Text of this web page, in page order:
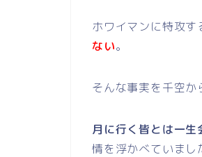
ホワイマンに特攻す
ない。
そんな事実を千空か
月に行く皆とは一
情を浮かべていまし